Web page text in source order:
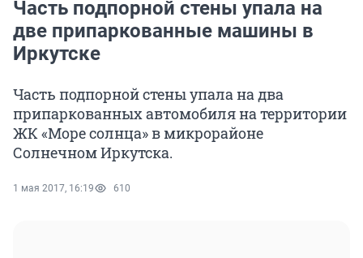
Часть подпорной стены упала на
две припаркованные машины в
Иркутске
Часть подпорной стены упала на два
припаркованных автомобиля на территории
ЖК «Море солнца» в микрорайоне
Солнечном Иркутска.
1 мая 2017, 16:19 610